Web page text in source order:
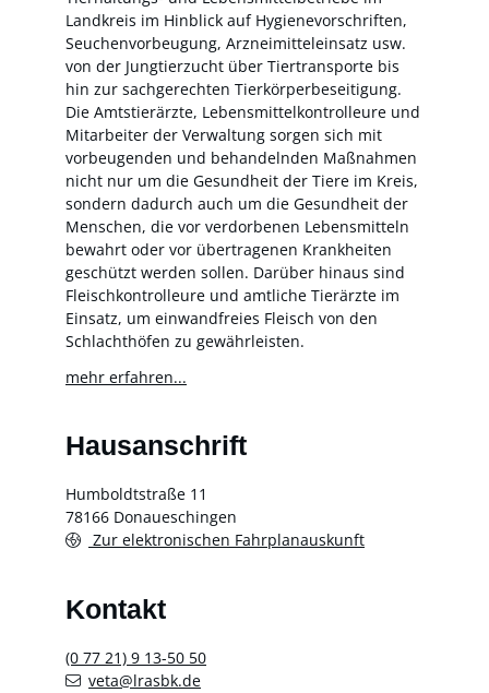
Landkreis im Hinblick auf Hygienevorschriften,
Seuchenvorbeugung, Arzneimitteleinsatz usw.
von der Jungtierzucht über Tiertransporte bis
hin zur sachgerechten Tierkörperbeseitigung.
Die Amtstierärzte, Lebensmittelkontrolleure und
Mitarbeiter der Verwaltung sorgen sich mit
vorbeugenden und behandelnden Maßnahmen
nicht nur um die Gesundheit der Tiere im Kreis,
sondern dadurch auch um die Gesundheit der
Menschen, die vor verdorbenen Lebensmitteln
bewahrt oder vor übertragenen Krankheiten
geschützt werden sollen. Darüber hinaus sind
Fleischkontrolleure und amtliche Tierärzte im
Einsatz, um einwandfreies Fleisch von den
Schlachthöfen zu gewährleisten.
mehr erfahren...
Hausanschrift
Humboldtstraße 11
78166 Donaueschingen
Zur elektronischen Fahrplanauskunft
Kontakt
(0 77 21) 9 13-50 50
veta@lrasbk.de